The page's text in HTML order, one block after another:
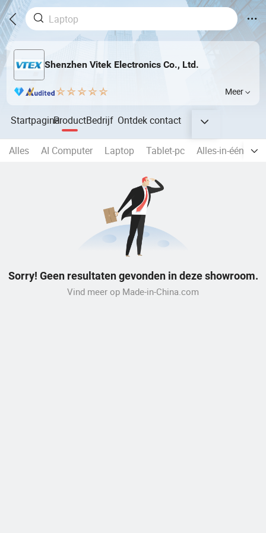
Shenzhen Vitek Electronics Co., Ltd.
Meer
StartpaginaProductBedrijf Ontdekcontact
Alles AI Computer Laptop Tablet-pc Alles-in-één pc
Sorry! Geen resultaten gevonden in deze showroom.
Vind meer op Made-in-China.com